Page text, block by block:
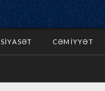
SIYASƏT CƏMIYYƏT